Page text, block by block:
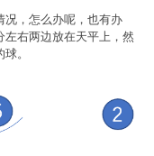
况，怎么办呢，也有办
右两边放在天平上，然
。